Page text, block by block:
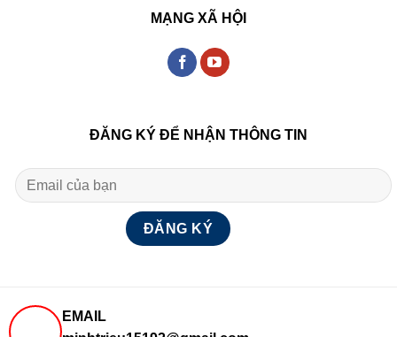
MẠNG XÃ HỘI
ĐĂNG KÝ ĐỂ NHẬN THÔNG TIN
EMAIL